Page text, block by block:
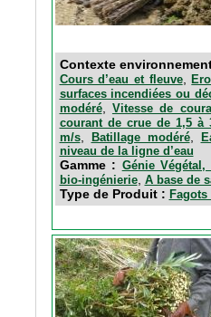
Contexte
Cours d’eau et fleuve,
surfaces incendiées ou
modéré, Vitesse de
courant de crue de 1,5 à
m/s, Batillage modéré,
niveau de la ligne d’eau
Gamme : Génie
bio-ingénierie, A base de
Type de Produit :